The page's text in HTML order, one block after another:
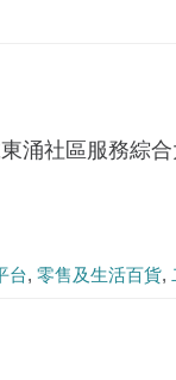
涌社區服務綜
台 零售及生活百貨